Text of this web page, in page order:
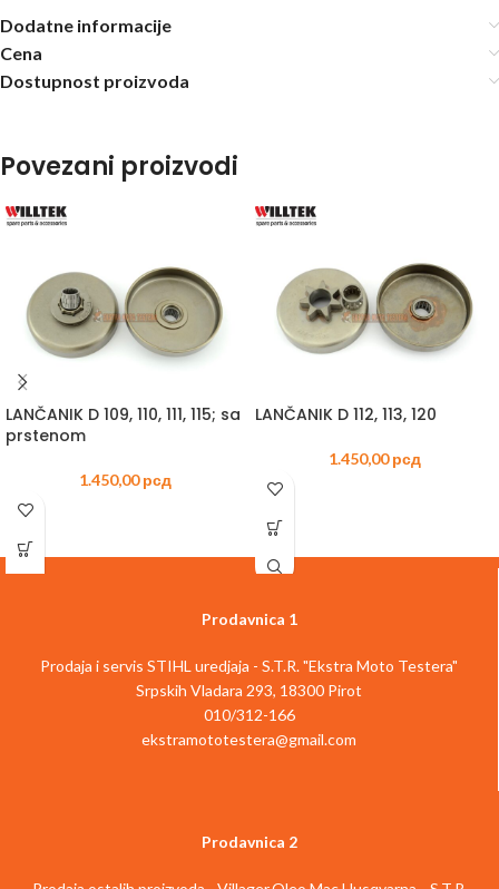
Dodatne informacije
Cena
Dostupnost proizvoda
Povezani proizvodi
LANČANIK D 109, 110, 111, 115; sa
prstenom
1.450,00рсд
LANČANIK D 112, 113, 120
1.450,00рсд
Prodavnica 1
Prodaja i servis STIHL uredjaja - S.T.R. "Ekstra Moto Testera"
Srpskih Vladara 293, 18300 Pirot
010/312-166
ekstramototestera@gmail.com
Prodavnica 2